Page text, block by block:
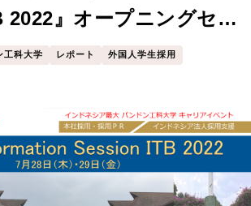
』オープニングセレ
登壇いたしました
工科大学 レポート 外国人学生採用